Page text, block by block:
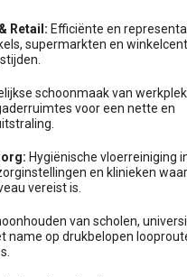
Retail: Efficiënte en
supermarkten en
schoonmaak van
voor een nette en
Hygiënische vloerreiniging
en klinieken
vereist is.
van scholen,
name op drukbelopen